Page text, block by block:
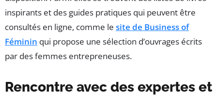
inspirants et des guides pratiques qui peuvent être
consultés en ligne, comme le site de Business of
Féminin qui propose une sélection d’ouvrages écrits
par des femmes entrepreneuses.
Rencontre avec des expertes et